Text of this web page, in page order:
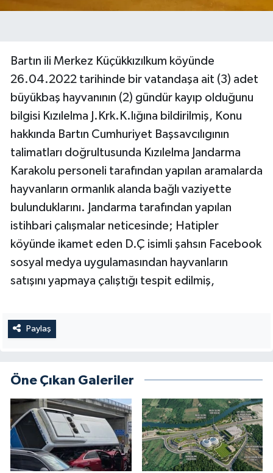
Bartın ili Merkez Küçükkızılkum köyünde
26.04.2022 tarihinde bir vatandaşa ait (3) adet
büyükbaş hayvanının (2) gündür kayıp olduğunu
bilgisi Kızılelma J.Krk.K.lığına bildirilmiş, Konu
hakkında Bartın Cumhuriyet Başsavcılıgının
talimatları doğrultusunda Kızılelma Jandarma
Karakolu personeli tarafından yapılan aramalarda
hayvanların ormanlık alanda bağlı vaziyette
bulunduklarını. Jandarma tarafından yapılan
istihbari çalışmalar neticesinde; Hatipler
köyünde ikamet eden D.Ç isimli şahsın Facebook
sosyal medya uygulamasından hayvanların
satışını yapmaya çalıştığı tespit edilmiş,
Paylaş
Öne Çıkan Galeriler